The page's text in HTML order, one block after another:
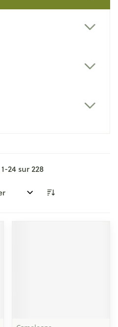
1-24sur228